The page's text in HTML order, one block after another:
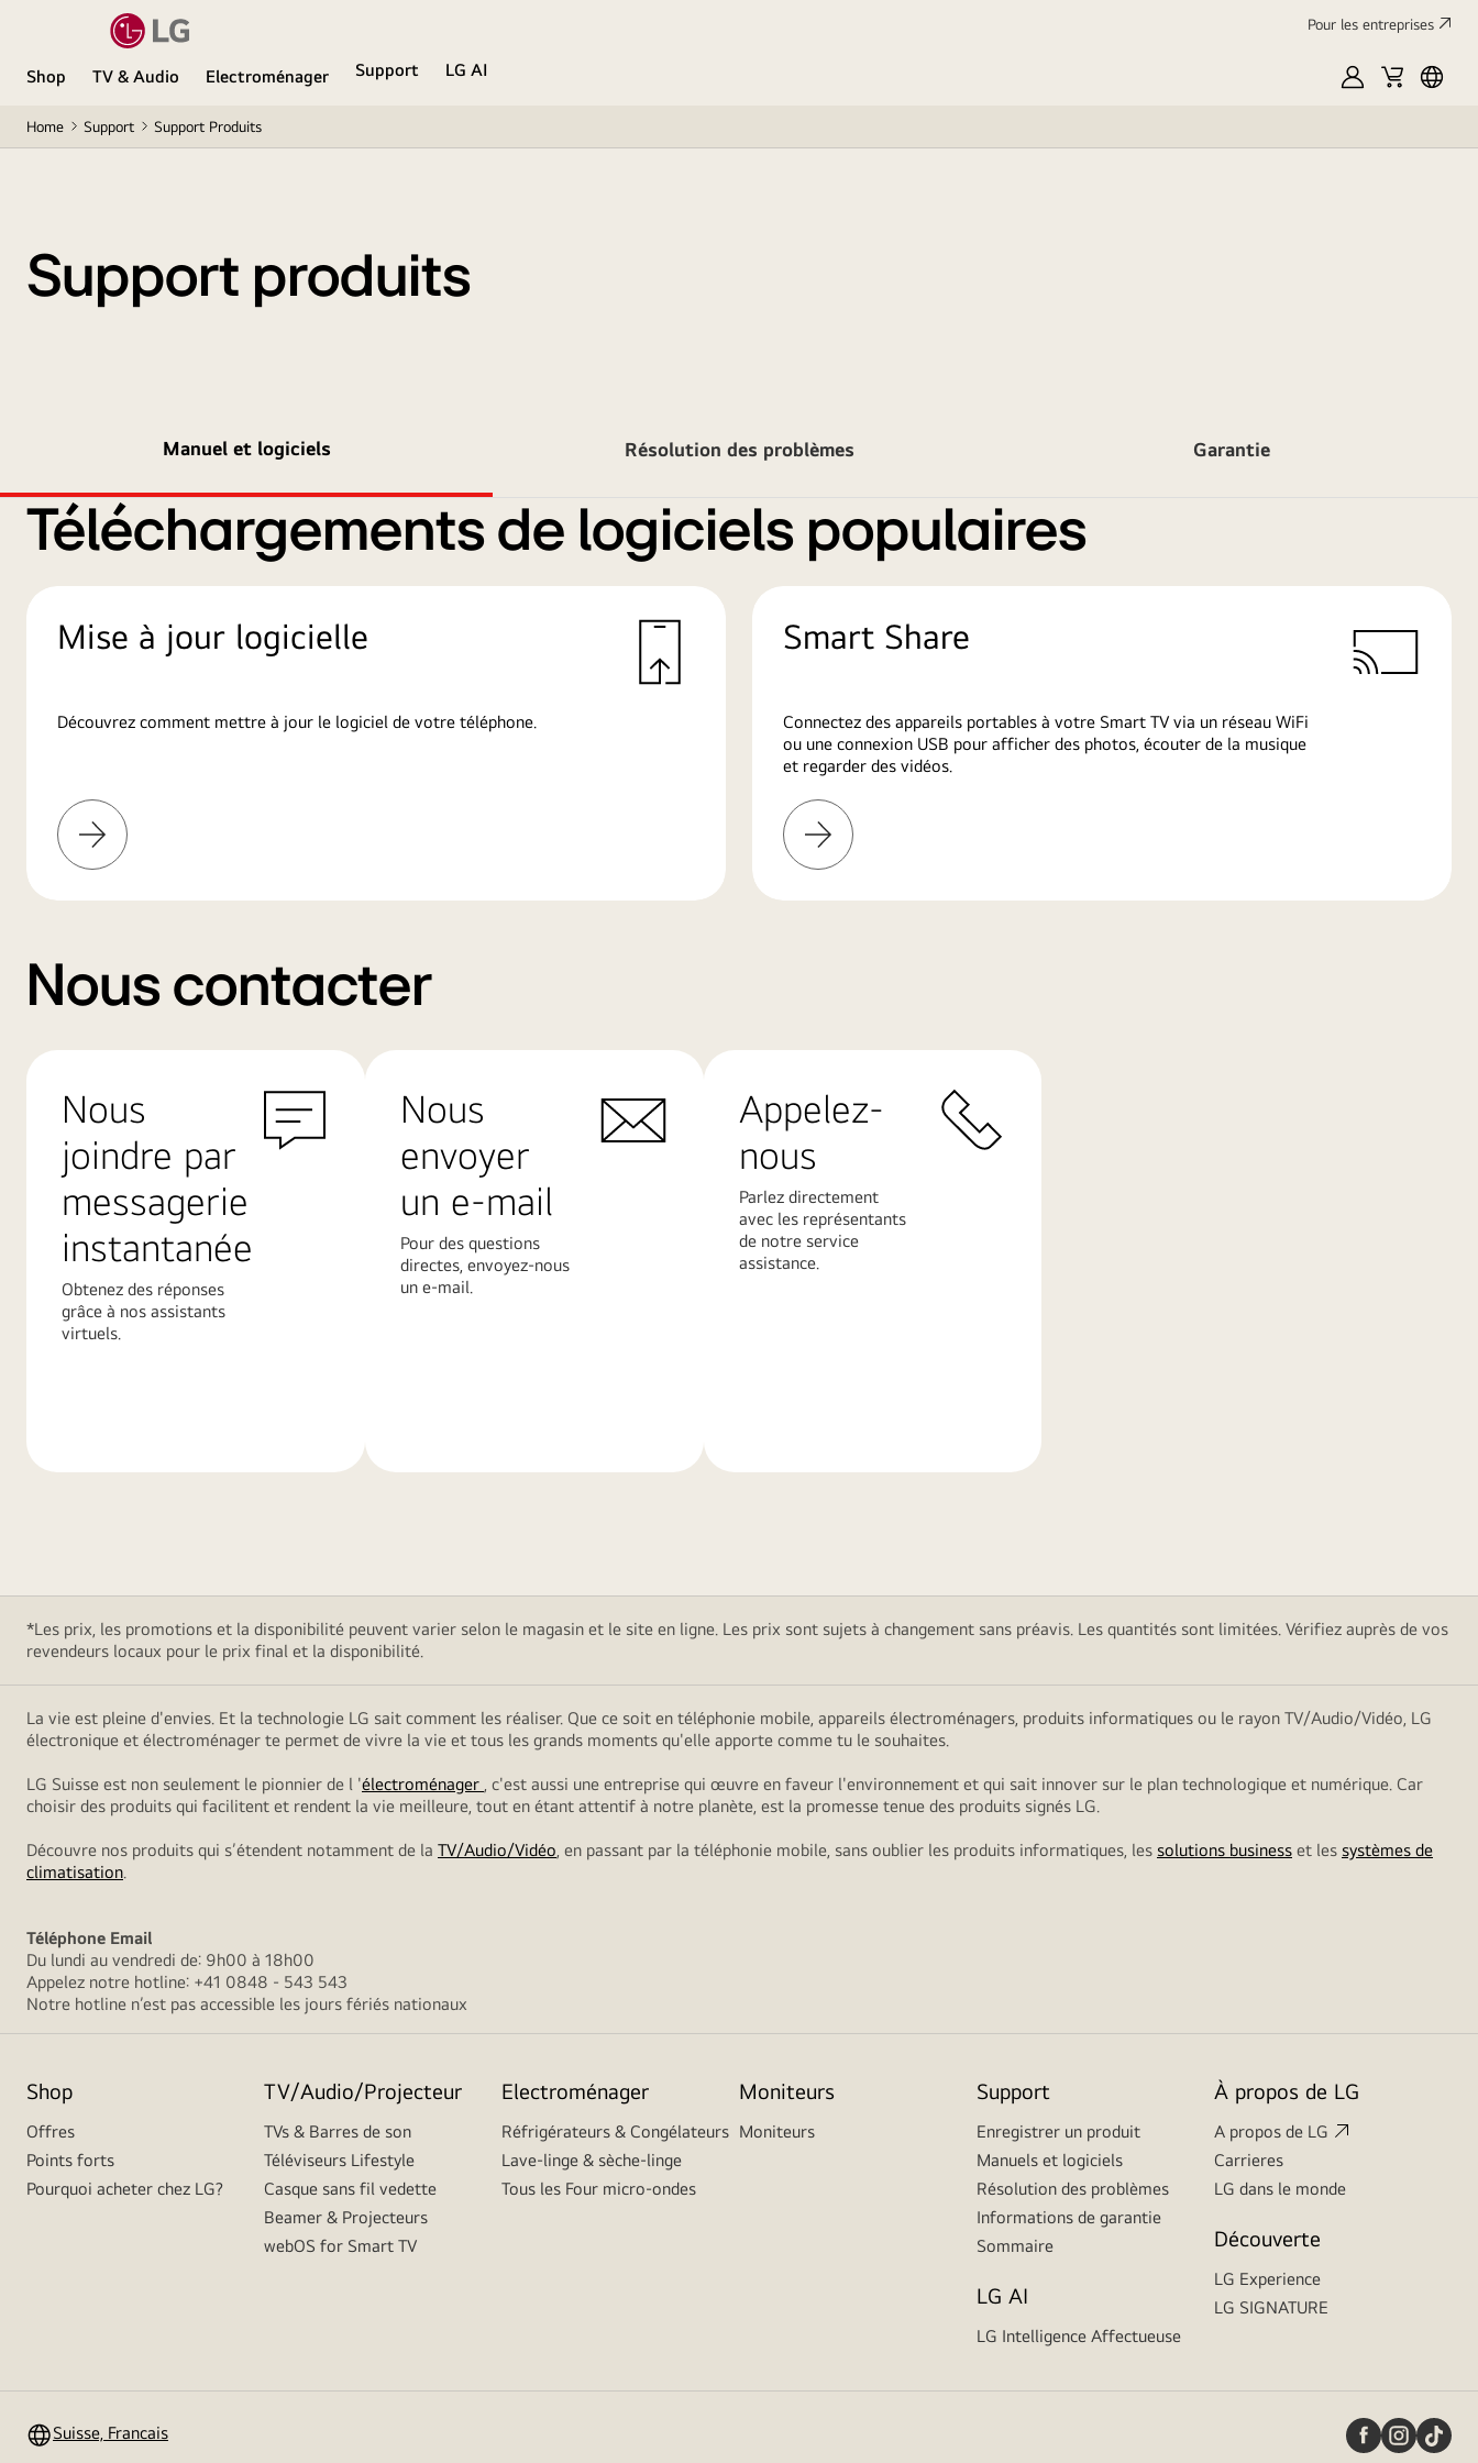
Pour les entreprises
Shop TV & Audio Electroménager Support
LG AI
Mon
Panier
Home Support Support Produits
Support produits
Manuel et logiciels Résolution des problèmes Garantie
Téléchargements de logiciels populaires
Mise à jour logicielle
Découvrez comment mettre à jour le logiciel de votre téléphone.
En
savoir
plus
Smart Share
Connectez des appareils portables à votre Smart TV via un réseau WiFi
ou une connexion USB pour afficher des photos, écouter de la musique
et regarder des vidéos.
En
savoir
plus
Nous contacter
Nous
joindre par
messagerie
instantanée
Obtenez des réponses
grâce à nos assistants
virtuels.
Nous
envoyer
un e-mail
Pour des questions
directes, envoyez-nous
un e-mail.
Appelez-
nous
Parlez directement
avec les représentants
de notre service
assistance.
*Les prix, les promotions et la disponibilité peuvent varier selon le magasin et le site en ligne. Les prix sont sujets à changement sans préavis. Les quantités sont limitées. Vérifiez auprès de vos
revendeurs locaux pour le prix final et la disponibilité.
La vie est pleine d'envies. Et la technologie LG sait comment les réaliser. Que ce soit en téléphonie mobile, appareils électroménagers, produits informatiques ou le rayon TV/Audio/Vidéo, LG
électronique et électroménager te permet de vivre la vie et tous les grands moments qu'elle apporte comme tu le souhaites.
LG Suisse est non seulement le pionnier de l 'électroménager , c'est aussi une entreprise qui œuvre en faveur l'environnement et qui sait innover sur le plan technologique et numérique. Car
choisir des produits qui facilitent et rendent la vie meilleure, tout en étant attentif à notre planète, est la promesse tenue des produits signés LG.
Découvre nos produits qui s’étendent notamment de la TV/Audio/Vidéo, en passant par la téléphonie mobile, sans oublier les produits informatiques, les solutions business et les systèmes de
climatisation.
Téléphone Email
Du lundi au vendredi de: 9h00 à 18h00
Appelez notre hotline: +41 0848 - 543 543
Notre hotline n’est pas accessible les jours fériés nationaux
Shop
Offres
Points forts
Pourquoi acheter chez LG?
TV/Audio/Projecteur
TVs & Barres de son
Téléviseurs Lifestyle
Casque sans fil vedette
Beamer & Projecteurs
webOS for Smart TV
Electroménager
Réfrigérateurs & Congélateurs
Lave-linge & sèche-linge
Tous les Four micro-ondes
Moniteurs
Moniteurs
Support
Enregistrer un produit
Manuels et logiciels
Résolution des problèmes
Informations de garantie
Sommaire
LG AI
LG Intelligence Affectueuse
À propos de LG
A propos de LG
Carrieres
LG dans le monde
Découverte
LG Experience
LG SIGNATURE
Suisse, Francais